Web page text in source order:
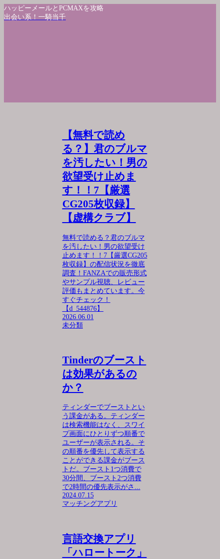
ハッピーメールとPCMAXを攻略
出会い系！一騎当千
【無料で読め
る？】君のブルマ
を汚したい！男の
欲望受け止めま
す！！7【厳選
CG205枚収録】
【虚構クラブ】
無料で読める？君のブルマ
を汚したい！男の欲望受け
止めます！！7【厳選CG205
枚収録】の配信状況を徹底
調査！FANZAでの販売形式
やサンプル視聴、レビュー
評価もまとめています。今
すぐチェック！
【d_544876】
2026.06.01
未分類
Tinderのブースト
は効果があるの
か？
ティンダーでブーストとい
う課金がある。ティンダー
は検索機能はなく、スワイ
プ画面にひとりずつ順番で
ユーザーが表示される。そ
の順番を優先して表示する
ことができる課金がブース
トだ。ブースト1つ消費で
30分間、ブースト2つ消費
で2時間の優先表示がさ...
2024.07.15
マッチングアプリ
言語交換アプリ
「ハロートーク」